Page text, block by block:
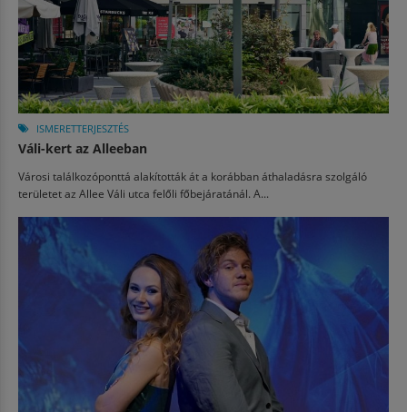
ISMERETTERJESZTÉS
Váli-kert az Alleeban
Városi találkozóponttá alakították át a korábban áthaladásra szolgáló
területet az Allee Váli utca felőli főbejáratánál. A...